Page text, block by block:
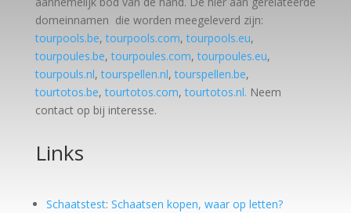
domeinnamen die worden meegeleverd zijn:
tourpools.be,tourpools.com,tourpools.eu,
tourpoules.be,tourpoules.com,tourpoules.eu,
tourpouls.nl,tourspellen.nl,tourspellen.be,
tourtotos.be,tourtotos.com,tourtotos.nl. Neem
contact op bij interesse.
Links
Schaatstest: Schaatsen kopen, waar op letten?